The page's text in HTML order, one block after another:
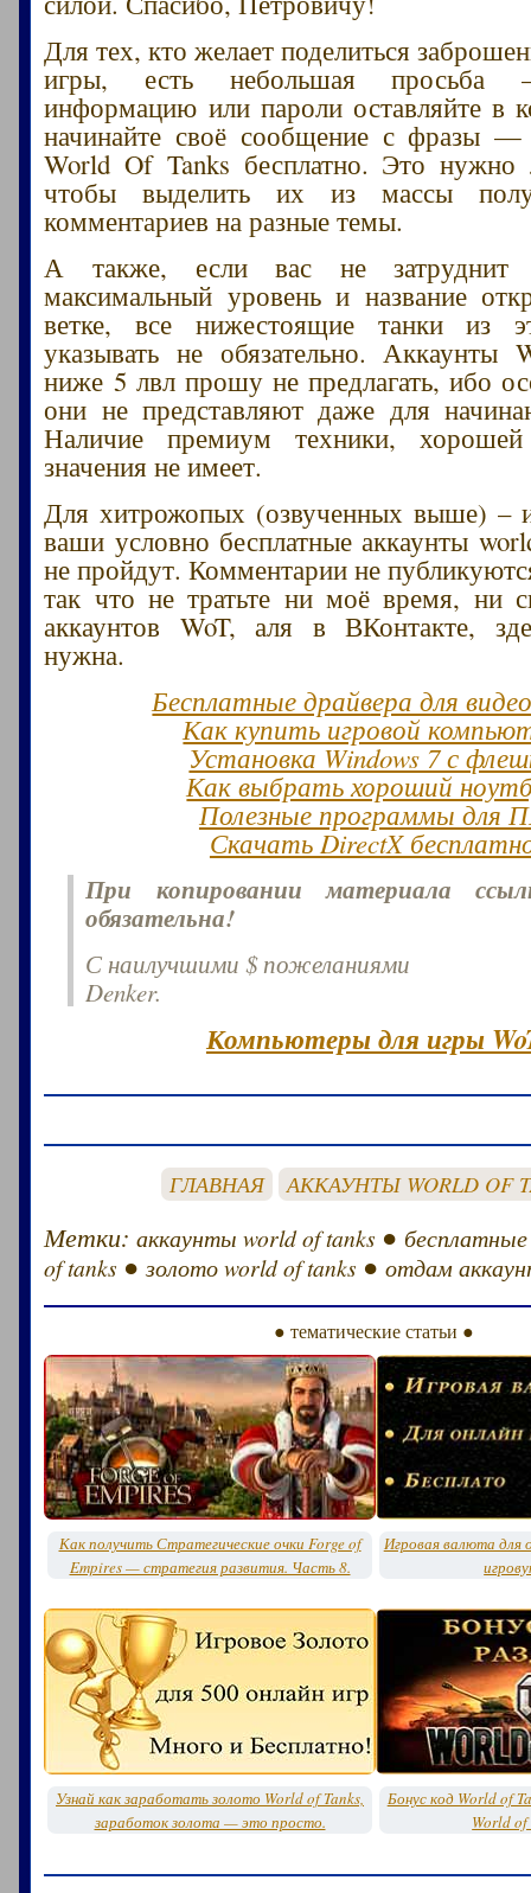
Для тех, кто желает поделиться
игры, есть небольшая просьба
информацию или пароли оставляйте в
начинайте своё сообщение с фразы —
World Of Tanks бесплатно. Это нужно
чтобы выделить их из массы
комментариев на разные темы.
А также, если вас не затруднит
максимальный уровень и название
ветке, все нижестоящие танки из
указывать не обязательно. Аккаунты
ниже 5 лвл прошу не предлагать, ибо
они не представляют даже для
Наличие премиум техники, хорошей
значения не имеет.
Для хитрожопых (озвученных выше) –
ваши условно бесплатные аккаунты
не пройдут. Комментарии не
так что не тратьте ни моё время, ни
аккаунтов WoT, аля в ВКонтакте,
нужна.
Бесплатные драйвера для
Как купить игровой
Установка Windows 7 с
Как выбрать хороший
Полезные программы для
Скачать DirectX
При копировании материала
обязательна!
С наилучшими $ пожеланиями
Denker.
Компьютеры для игры
ГЛАВНАЯ АККАУНТЫ WORLD OF
Метки:аккаунты world of tanks ●
of tanks ●золото world of tanks ●отдам
● тематические статьи ●
Как получить Стратегические очки Forge of
Empires — стратегия развития. Часть 8.
Игровая валюта для
Узнай как заработать золото World of Tanks,
заработок золота — это просто.
Бонус код World of
World of